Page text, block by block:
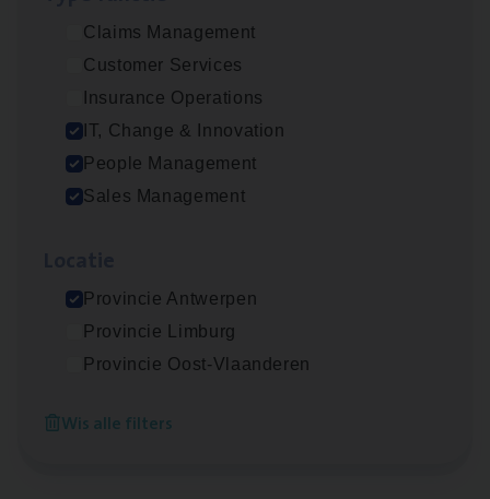
Claims Management
Customer Services
Insurance Operations
IT, Change & Innovation
People Management
Sales Management
Provincie Antwerpen
Provincie Limburg
Provincie Oost-Vlaanderen
Wis alle filters
Test Ana­lyst
IT, Change & Innovation
Antwerpen
Insu­ran­ce Bro­kerKMO
Cor­po­ra­te Insu­ran­ce Bro­ker Property
Antwerpen